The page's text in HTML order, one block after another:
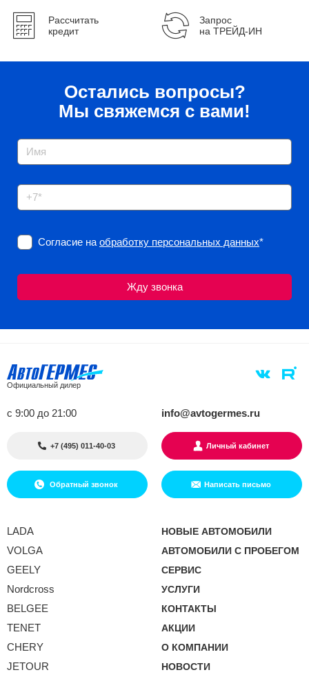
Рассчитать
кредит
Запрос
на ТРЕЙД-ИН
Остались вопросы?
Мы свяжемся с вами!
Согласие наобработку персональных данных*
Официальный дилер
с 9:00 до 21:00 info@avtogermes.ru
+7 (495) 011-40-03 Личный кабинет
Обратный звонок Написать письмо
LADA
VOLGA
GEELY
Nordcross
BELGEE
TENET
CHERY
JETOUR
НОВЫЕ АВТОМОБИЛИ
АВТОМОБИЛИ С ПРОБЕГОМ
СЕРВИС
УСЛУГИ
КОНТАКТЫ
АКЦИИ
О КОМПАНИИ
НОВОСТИ